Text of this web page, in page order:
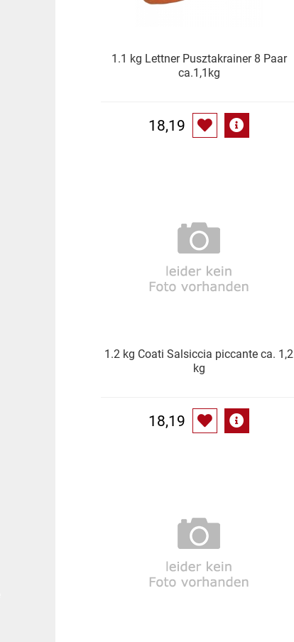
1.1 kg Lettner Pusztakrainer 8 Paar
ca.1,1kg
18,19
1.2 kg Coati Salsiccia piccante ca. 1,2
kg
18,19